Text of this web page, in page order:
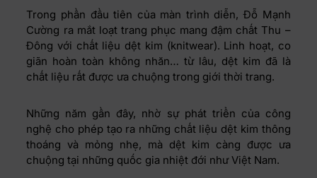
Trong phần đầu tiên của màn trình diễn, Đỗ Mạnh
Cường ra mắt loạt trang phục mang đậm chất Thu –
Đông với chất liệu dệt kim (knitwear). Linh hoạt, co
giãn hoàn toàn không nhăn… từ lâu, dệt kim đã là
chất liệu rất được ưa chuộng trong giới thời trang.
Những năm gần đây, nhờ sự phát triển của công
nghệ cho phép tạo ra những chất liệu dệt kim thông
thoáng và mỏng nhẹ, mà dệt kim càng được ưa
chuộng tại những quốc gia nhiệt đới như Việt Nam.